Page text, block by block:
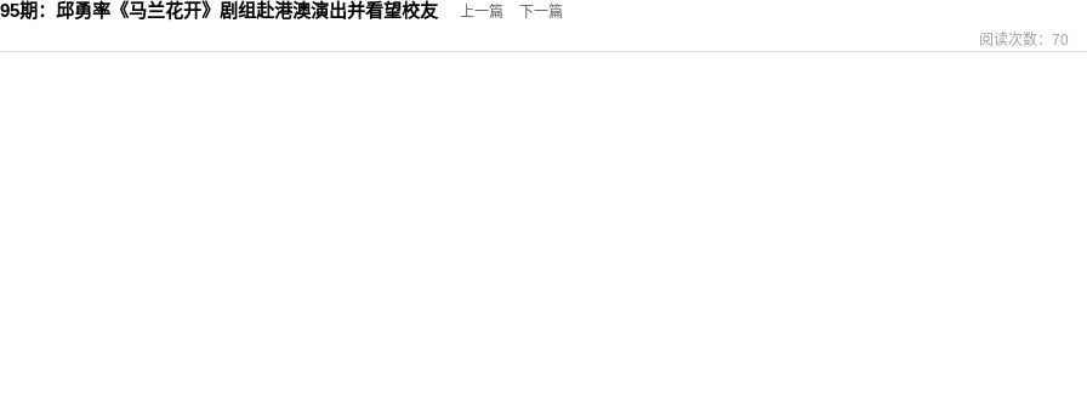
期： 邱勇率《马兰花开》剧组赴港澳演出并看望校友 上一篇
下一篇
阅读次数： 70